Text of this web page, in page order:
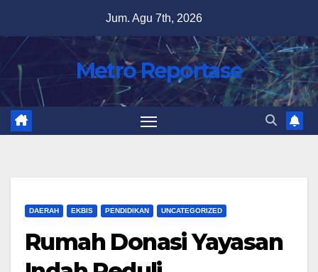
content
Jum. Agu 7th, 2026
Metro Reportase
DAERAH EKBIS PENDIDIKAN UNCATEGORIZED
Rumah Donasi Yayasan